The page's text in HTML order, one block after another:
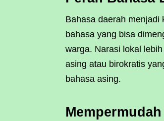
Bahasa daerah menjadi
bahasa yang bisa
warga. Narasi lokal
asing atau birokratis
bahasa asing.